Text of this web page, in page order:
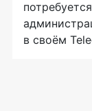
в своём